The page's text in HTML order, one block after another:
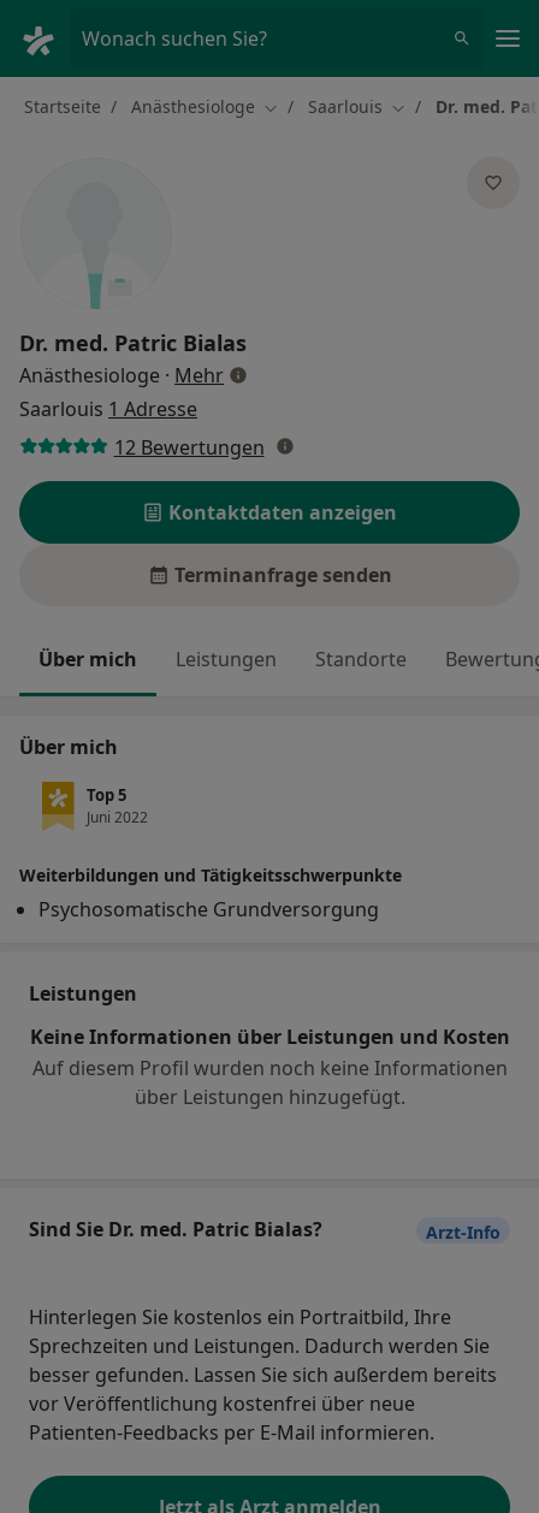
Wonach suchen Sie?
Startseite Anästhesiologe Stadt ändern
Saarlouis Stadt ändern
Dr. med.
Dr. med. Patric Bialas
Anästhesiologe · Mehrüber Spezialisierungen
Saarlouis 1 Adresse
12 Bewertungen
Kontaktdaten anzeigen
Terminanfrage senden
Über mich Leistungen Standorte
Über mich
Top 5
Juni 2022
Weiterbildungen und Tätigkeitsschwerpunkte
Psychosomatische Grundversorgung
Leistungen
Keine Informationen über Leistungen und Kosten
Auf diesem Profil wurden noch keine Informationen
über Leistungen hinzugefügt.
Sind Sie Dr. med. Patric Bialas? Arzt-Info
Hinterlegen Sie kostenlos ein Portraitbild, Ihre
Sprechzeiten und Leistungen. Dadurch werden Sie
besser gefunden. Lassen Sie sich außerdem bereits
vor Veröffentlichung kostenfrei über neue
Patienten-Feedbacks per E-Mail informieren.
Jetzt als Arzt anmelden